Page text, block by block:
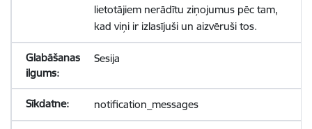
lietotājiem nerādītu ziņojumus pēc tam,
kad viņi ir izlasījuši un aizvēruši tos.
Sesija
notification_messages